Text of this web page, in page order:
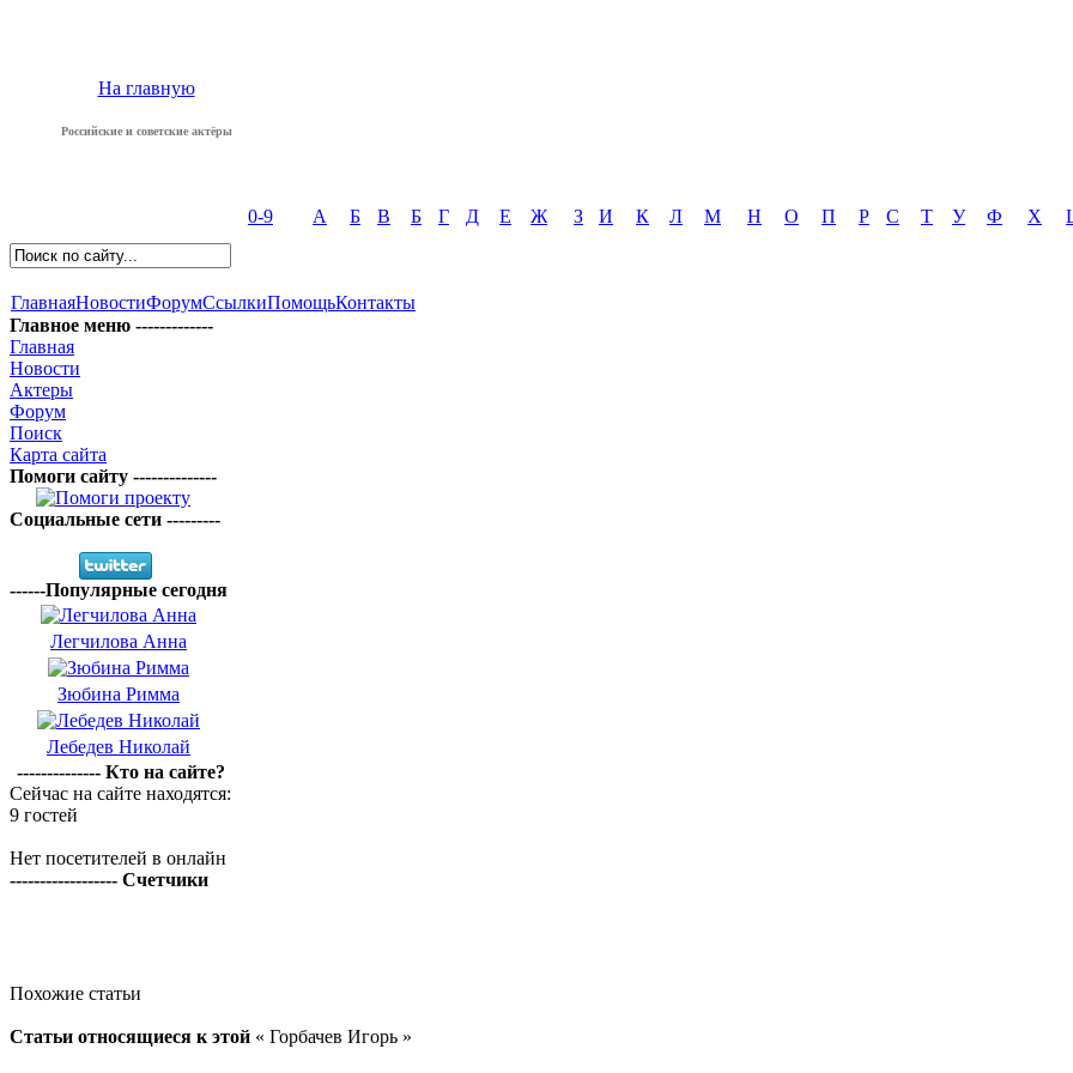
На главную
Российские и советские актёры
0-9 А Б В Б Г Д Е Ж З И К Л М Н О П Р С Т У Ф Х
ГлавнаяНовостиФорумСсылкиПомощьКонтакты
Главное меню -------------
Главная
Новости
Актеры
Форум
Поиск
Карта сайта
Помоги сайту --------------
Социальные сети ---------
------Популярные сегодня
Легчилова Анна
Зюбина Римма
Лебедев Николай
-------------- Кто на сайте?
Сейчас на сайте находятся:
9 гостей
Нет посетителей в онлайн
------------------ Счетчики
Похожие статьи
Статьи относящиеся к этой « Горбачев Игорь »